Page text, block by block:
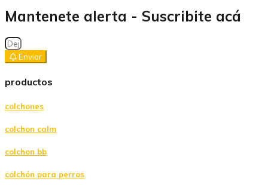
Mantenete alerta - Suscribite acá
Enviar
productos
colchones
colchon calm
colchon bb
colchón para perros